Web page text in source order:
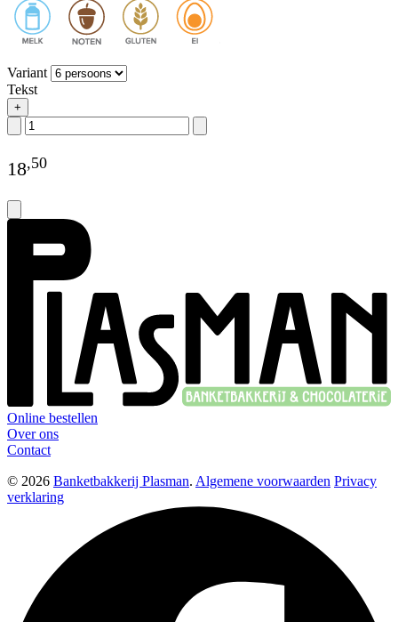
Variant
Tekst
+
18,50
Online bestellen
Over ons
Contact
© 2026 Banketbakkerij Plasman. Algemene voorwaarden Privacy
verklaring